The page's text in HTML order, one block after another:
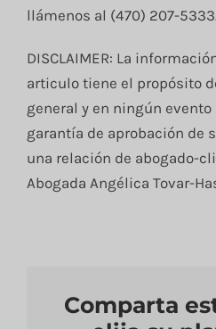
llámenos al (470) 207-
DISCLAIMER: La
articulo tiene el propósito
general y en ningún
garantía de aprobación de
una relación de abogado-
Abogada Angélica Tovar-
Comparta